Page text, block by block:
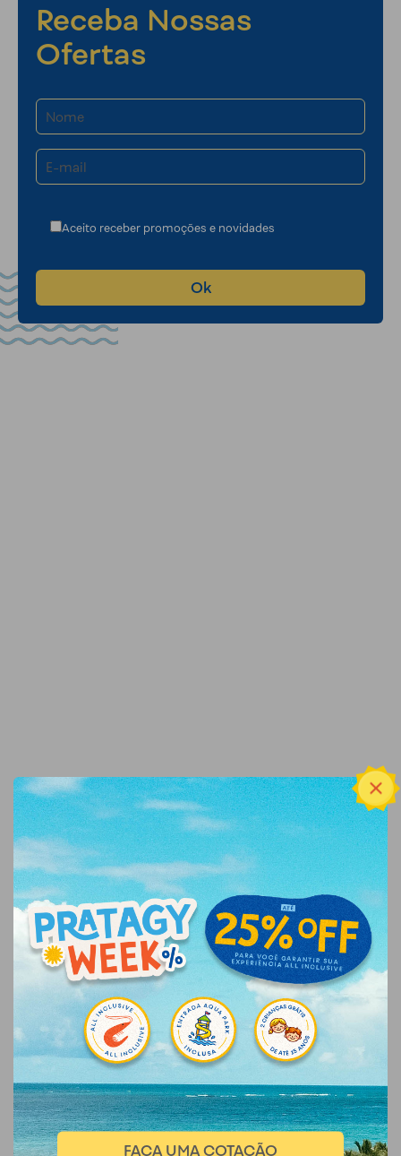
Receba Nossas
Ofertas
Aceito receber promoções e novidades
FAÇA UMA COTAÇÃO